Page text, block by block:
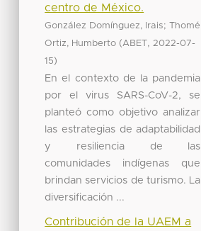
centro de México.
González Domínguez, Irais; Thomé
Ortiz, Humberto (ABET ,2022-07-
15)
En el contexto de la pandemia
por el virus SARS-CoV-2, se
planteó como objetivo analizar
las estrategias de adaptabilidad
y resiliencia de las
comunidades indígenas que
brindan servicios de turismo. La
diversificación ...
Contribución de la UAEM a